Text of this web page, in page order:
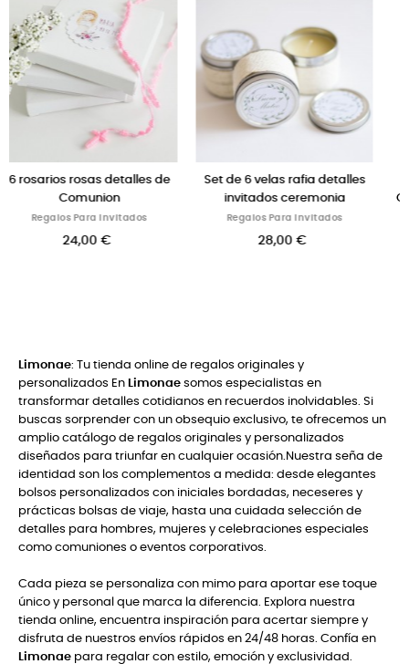
detalles
Invitados
6 detalles para invitados
Collares piedras colores con
6 pulseras de
boda
Regalos Para
Limonae: Tu tienda online de regalos originales y
personalizados En
Limonae somos especialistas en
transformar detalles cotidianos en recuerdos inolvidables. Si
buscas sorprender con un obsequio exclusivo, te ofrecemos un
amplio catálogo de regalos originales y personalizados
diseñados para triunfar en cualquier ocasión.Nuestra seña de
identidad son los complementos a medida: desde elegantes
bolsos personalizados con iniciales bordadas, neceseres y
prácticas bolsas de viaje, hasta una cuidada selección de
detalles para hombres, mujeres y celebraciones especiales
como comuniones o eventos corporativos.
Cada pieza se personaliza con mimo para aportar ese toque
único y personal que marca la diferencia. Explora nuestra
tienda online, encuentra inspiración para acertar siempre y
disfruta de nuestros envíos rápidos en 24/48 horas. Confía en
Limonae para regalar con estilo, emoción y exclusividad.